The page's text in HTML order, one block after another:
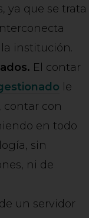
ya que se trata
institución.
El contar
le
contar con
en todo
sin
ni de
un servidor